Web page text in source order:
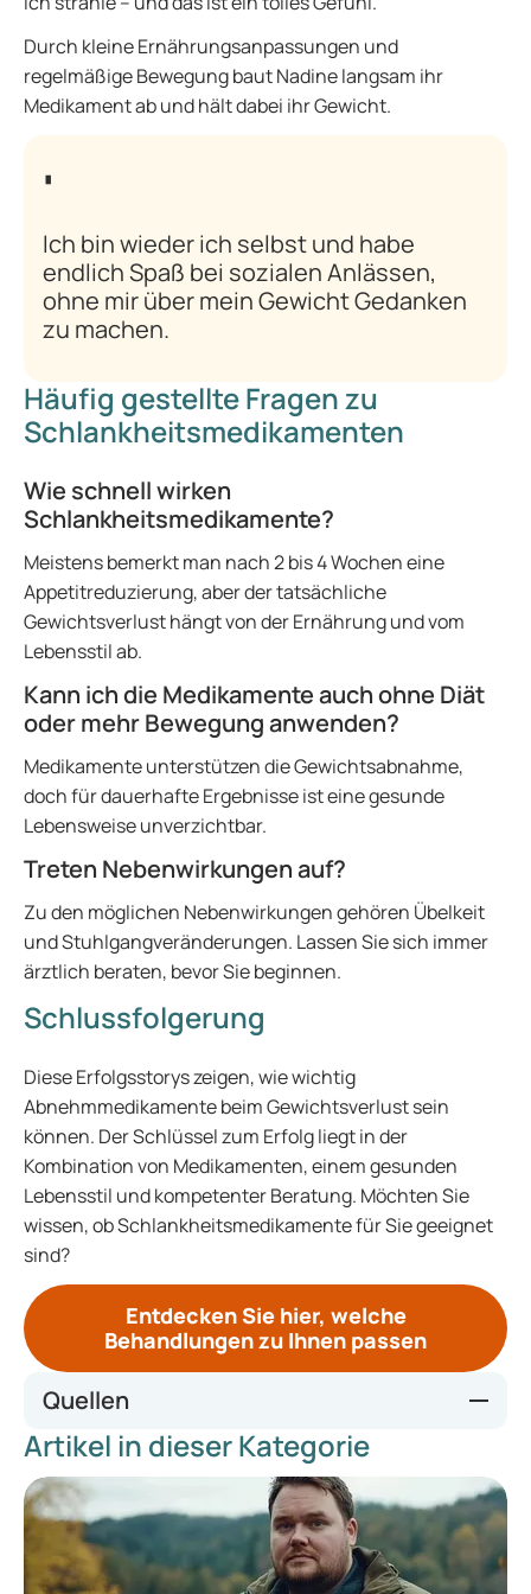
Durch kleine Ernährungsanpassungen und
regelmäßige Bewegung baut Nadine langsam ihr
Medikament ab und hält dabei ihr Gewicht.
Ich bin wieder ich selbst und habe
endlich Spaß bei sozialen Anlässen,
ohne mir über mein Gewicht Gedanken
zu machen.
Häufig gestellte Fragen zu
Schlankheitsmedikamenten
Wie schnell wirken
Schlankheitsmedikamente?
Meistens bemerkt man nach 2 bis 4 Wochen eine
Appetitreduzierung, aber der tatsächliche
Gewichtsverlust hängt von der Ernährung und vom
Lebensstil ab.
Kann ich die Medikamente auch ohne Diät
oder mehr Bewegung anwenden?
Medikamente unterstützen die Gewichtsabnahme,
doch für dauerhafte Ergebnisse ist eine gesunde
Lebensweise unverzichtbar.
Treten Nebenwirkungen auf?
Zu den möglichen Nebenwirkungen gehören Übelkeit
und Stuhlgangveränderungen. Lassen Sie sich immer
ärztlich beraten, bevor Sie beginnen.
Schlussfolgerung
Diese Erfolgsstorys zeigen, wie wichtig
Abnehmmedikamente beim Gewichtsverlust sein
können. Der Schlüssel zum Erfolg liegt in der
Kombination von Medikamenten, einem gesunden
Lebensstil und kompetenter Beratung. Möchten Sie
wissen, ob Schlankheitsmedikamente für Sie geeignet
sind?
Entdecken Sie hier, welche
Behandlungen zu Ihnen passen
Quellen
https://www.health.harvard.edu/blog/weight-loss-that-
works-a-true-story-2017030111218
https://www.nesta.org.uk/blog/understanding-peoples-
experience-of-taking-weight-loss-drugs/
https://afvallenmetmedicatie.overgewichtnederland.nl/?
utm_source=GoogleCPC&utm_medium=159642270177&u
Artikel in dieser Kategorie